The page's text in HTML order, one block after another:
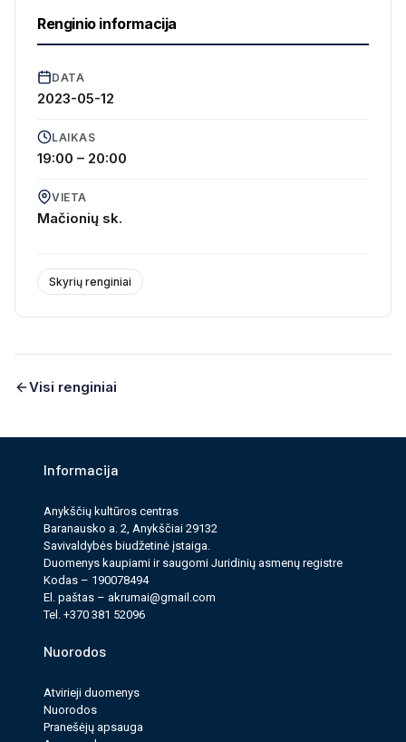
Renginio informacija
DATA
2023-05-12
LAIKAS
19:00 – 20:00
VIETA
Mačionių sk.
Skyrių renginiai
Visi renginiai
Informacija
Anykščių kultūros cen­tras
Baranausko a. 2, Anykščiai 29132
Savi­valdy­bės biudžet­inė įstaiga.
Duomenys kau­pi­ami ir saugomi Juri­dinių asmenų reg­istre
Kodas – 190078494
El. paš­tas – akrumai@gmail.com
Tel. +370 381 52096
Nuorodos
Atvirieji duomenys
Nuorodos
Pranešėjų apsauga